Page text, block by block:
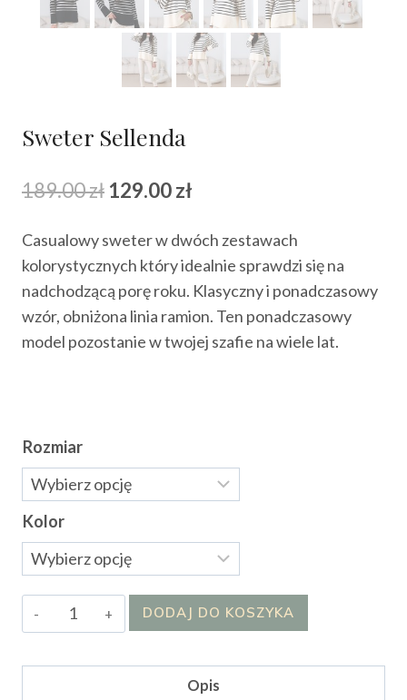
Sweter Sellenda
189.00zł Pierwotna
wynosiła:
189.00 zł.
129.00zł
wynosi:
129.00 zł.
Casualowy sweter w dwóch zestawach
kolorystycznych który idealnie sprawdzi się na
nadchodzącą porę roku. Klasyczny i ponadczasowy
wzór, obniżona linia ramion. Ten ponadczasowy
model pozostanie w twojej szafie na wiele lat.
Rozmiar
Kolor
ilość
Sweter
DODAJ DO KOSZYKA
Opis